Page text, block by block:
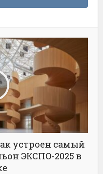
устроен самый
ЭКСПО-2025 в